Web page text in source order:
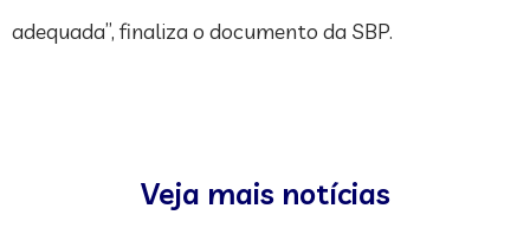
adequada”, finaliza o documento da SBP.
Veja mais notícias